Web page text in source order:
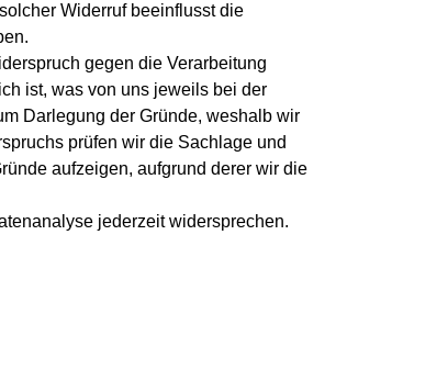
Widerruf beeinflusst die
gegen die Verarbeitung
ist, was von uns jeweils bei der
Darlegung der Gründe, weshalb wir
prüfen wir die Sachlage und
aufzeigen, aufgrund derer wir die
jederzeit widersprechen.